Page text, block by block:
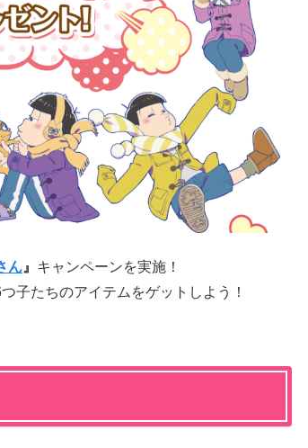
ん 』 キャンペーンを実施！
子たちのアイテムをゲットしよう！